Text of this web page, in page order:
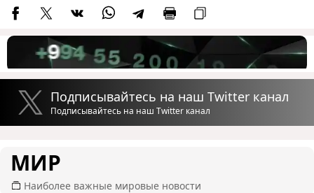
Подписывайтесь на наш Twitter канал
Подписывайтесь на наш Twitter канал
МИР
Наиболее важные мировые новости